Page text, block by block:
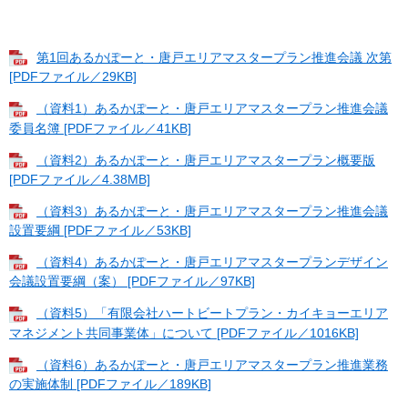
第1回あるかぽーと・唐戸エリアマスタープラン推進会議 次第
[PDFファイル／29KB]
（資料1）あるかぽーと・唐戸エリアマスタープラン推進会議
委員名簿 [PDFファイル／41KB]
（資料2）あるかぽーと・唐戸エリアマスタープラン概要版
[PDFファイル／4.38MB]
（資料3）あるかぽーと・唐戸エリアマスタープラン推進会議
設置要綱 [PDFファイル／53KB]
（資料4）あるかぽーと・唐戸エリアマスタープランデザイン
会議設置要綱（案） [PDFファイル／97KB]
（資料5）「有限会社ハートビートプラン・カイキョーエリア
マネジメント共同事業体」について [PDFファイル／1016KB]
（資料6）あるかぽーと・唐戸エリアマスタープラン推進業務
の実施体制 [PDFファイル／189KB]